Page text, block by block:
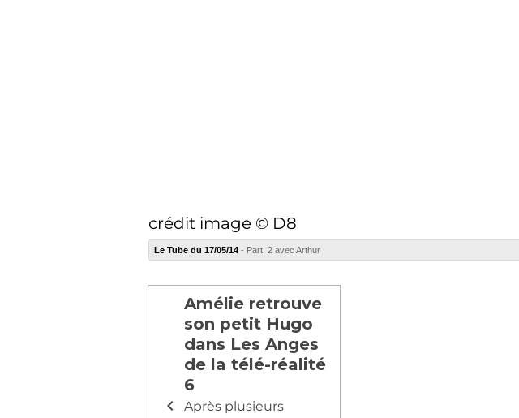
crédit image © D8
Le Tube du 17/05/14 - Part. 2 avec Arthur
Amélie retrouve
son petit Hugo
dans Les Anges
de la télé-réalité
6
Après plusieurs